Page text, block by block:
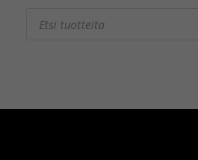
search